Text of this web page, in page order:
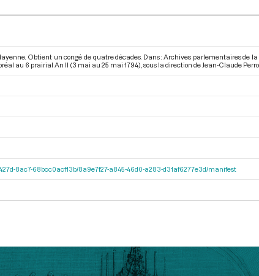
Obtient un congé de quatre décades. Dans : Archives parlementaires de
au 6 prairial An II (3 mai au 25 mai 1794) , sous la direction de Jean-Claude
427d-8ac7-68bcc0acf13b/8a9e7f27-a845-46d0-a283-d31af6277e3d/manifest